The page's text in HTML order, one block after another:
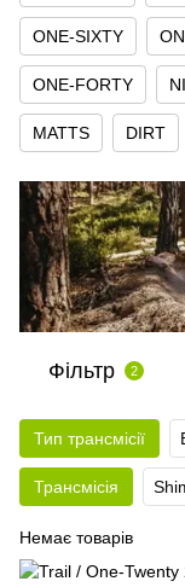
ONE-SIXTY
ONE-FORTY
MATTS DIRT
Фільтр 2
Тип трансмісії
Трансмісія
Немає товарів